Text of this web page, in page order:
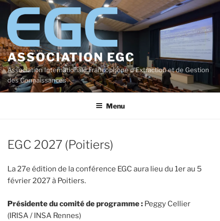
Aller
contenu
principal
ASSOCIATION EGC
Association Internationale Francophone d'Extraction et de Gestion
des Connaissances
Menu
EGC 2027 (Poitiers)
La 27e édition de la conférence EGC aura lieu du 1er au 5
février 2027 à Poitiers.
Présidente du comité de programme : Peggy Cellier
(IRISA / INSA Rennes)